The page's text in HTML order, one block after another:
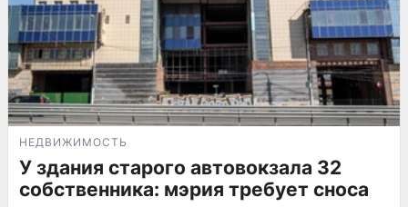
НЕДВИЖИМОСТЬ
У здания старого автовокзала 32
собственника: мэрия требует сноса